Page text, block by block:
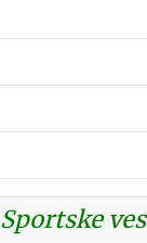
Sportske